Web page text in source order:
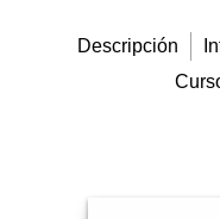
Descripción